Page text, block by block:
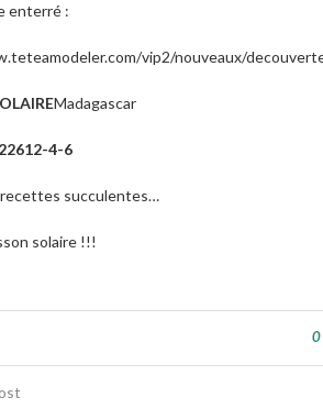
enterré :
vip2/nouveaux/
Madagascar
4-6
recettes succulentes…
solaire !!!
0